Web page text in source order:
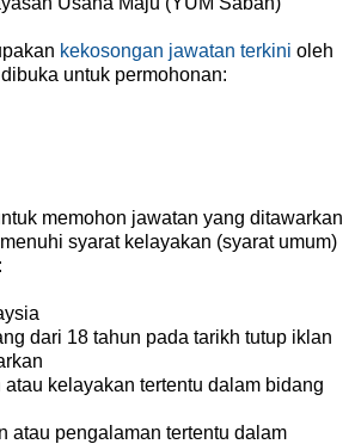
kekosongan jawatan terkini oleh
untuk permohonan:
memohon jawatan yang ditawarkan
syarat kelayakan (syarat umum)
dari 18 tahun pada tarikh tutup iklan
kelayakan tertentu dalam bidang
atau pengalaman tertentu dalam